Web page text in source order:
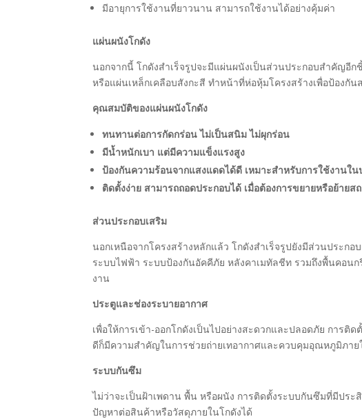
มีอายุการใช้งานที่ยาวนาน สามารถใช้งานได้อย่างคุ้มค่า
แผ่นผนังโกดัง
นอกจากนี้ โกดังสำเร็จรูปจะมีแผ่นผนังเป็นส่วนประกอบสำคัญอี
หรือแผ่นเหล็กเคลือบสังกะสี ทำหน้าที่ห่อหุ้มโครงสร้างเพื่อป้องกั
คุณสมบัติของแผ่นผนังโกดัง
ทนทานต่อการกัดกร่อน ไม่เป็นสนิม ไม่ผุกร่อน
มีน้ำหนักเบา แต่มีความแข็งแรงสูง
ป้องกันความร้อนจากแสงแดดได้ดี เหมาะสำหรับการใช้งานใ
ติดตั้งง่าย สามารถถอดประกอบได้ เมื่อต้องการขยายหรือย้ายส
ส่วนประกอบเสริม
นอกเหนือจากโครงสร้างหลักแล้ว โกดังสำเร็จรูปยังมีส่วนประก
ระบบไฟฟ้า ระบบป้องกันอัคคีภัย หลังคาเมทัลชีท รวมถึงพื้นคอน
งาน
ประตูและช่องระบายอากาศ
เพื่อให้การเข้า-ออกโกดังเป็นไปอย่างสะดวกและปลอดภัย การติ
ดีก็มีความสำคัญในการช่วยถ่ายเทอากาศและควบคุมอุณหภูมิภาย
ระบบกันซึม
ไม่ว่าจะเป็นฝ้าเพดาน พื้น หรือผนัง การติดตั้งระบบกันซึมที่มีปร
ปัญหาต่อสินค้าหรือวัสดุภายในโกดังได้